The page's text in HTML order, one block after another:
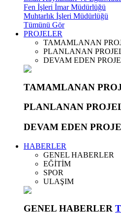
Fen İşleri İmar Müdürlüğü
Muhtarlık İşleri Müdürlüğü
Tümünü Gör
PROJELER
TAMAMLANAN
PLANLANAN
DEVAM EDEN
TAMAMLANAN
PLANLANAN
DEVAM EDEN
HABERLER
GENEL HABERLER
EĞİTİM
SPOR
ULAŞIM
GENEL HABERLER